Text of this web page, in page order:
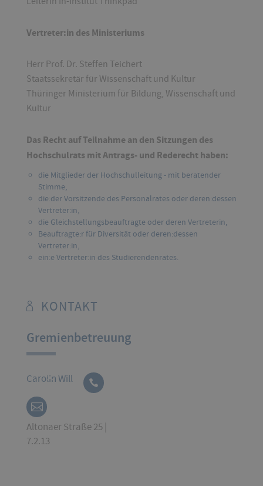
Vertreter:in des Ministeriums
Herr Prof. Dr. Steffen Teichert
Staatssekretär für Wissenschaft und Kultur
Thüringer Ministerium für Bildung, Wissenschaft und
Kultur
Das Recht auf Teilnahme an den Sitzungen des
Hochschulrats mit Antrags- und Rederecht haben:
die Mitglieder der Hochschulleitung - mit beratender
Stimme,
die:der Vorsitzende des Personalrates oder deren:dessen
Vertreter:in,
die Gleichstellungsbeauftragte oder deren Vertreterin,
Beauftragte:r für Diversität oder deren:dessen
Vertreter:in,
ein:e Vertreter:in des Studierendenrates.
KONTAKT
Gremienbetreuung
Carolin Will
Altonaer Straße 25 |
7.2.13